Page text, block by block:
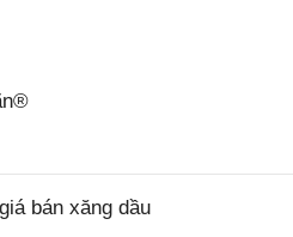
bán xăng dầu